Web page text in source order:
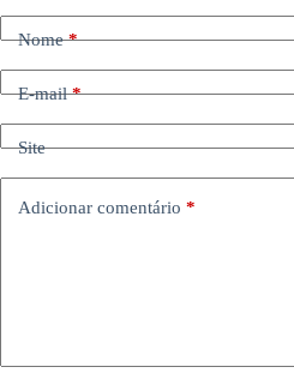
Nome*
E-mail*
Site
Adicionar comentário *